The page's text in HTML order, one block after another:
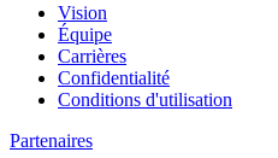
Vision
Équipe
Carrières
Confidentialité
Conditions d'utilisation
Partenaires